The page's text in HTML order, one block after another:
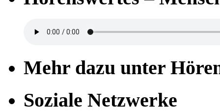
Mehr dazu unter
Soziale Netzwerke